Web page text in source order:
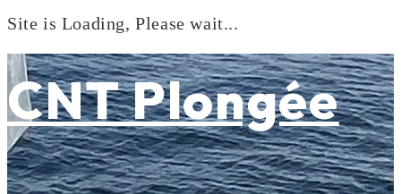
Site is Loading, Please wait...
to
content
CNT Plongée